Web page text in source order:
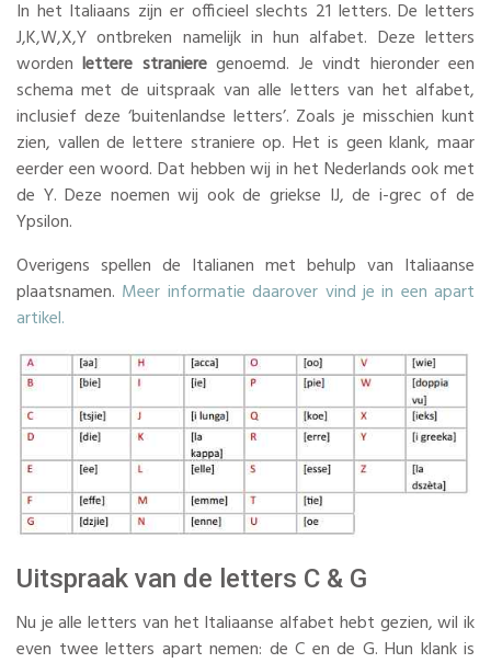
In het Italiaans zijn er officieel slechts 21 letters. De letters
J,K,W,X,Y ontbreken namelijk in hun alfabet. Deze letters
wordenlettere stranieregenoemd. Je vindt hieronder een
schema met de uitspraak van alle letters van het alfabet,
inclusief deze ‘buitenlandse letters’. Zoals je misschien kunt
zien, vallen de lettere straniere op. Het is geen klank, maar
eerder een woord. Dat hebben wij in het Nederlands ook met
de Y. Deze noemen wij ook de griekse IJ, de i-grec of de
Ypsilon.
​Overigens spellen de Italianen met behulp van Italiaanse
plaatsnamen. Meer informatie daarover vind je in een apart
artikel.
Uitspraak van de letters C & G
Nu je alle letters van het Italiaanse alfabet hebt gezien, wil ik
even twee letters apart nemen: de C en de G. Hun klank is